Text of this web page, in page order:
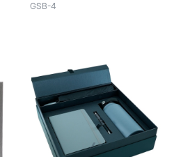
GSB-4